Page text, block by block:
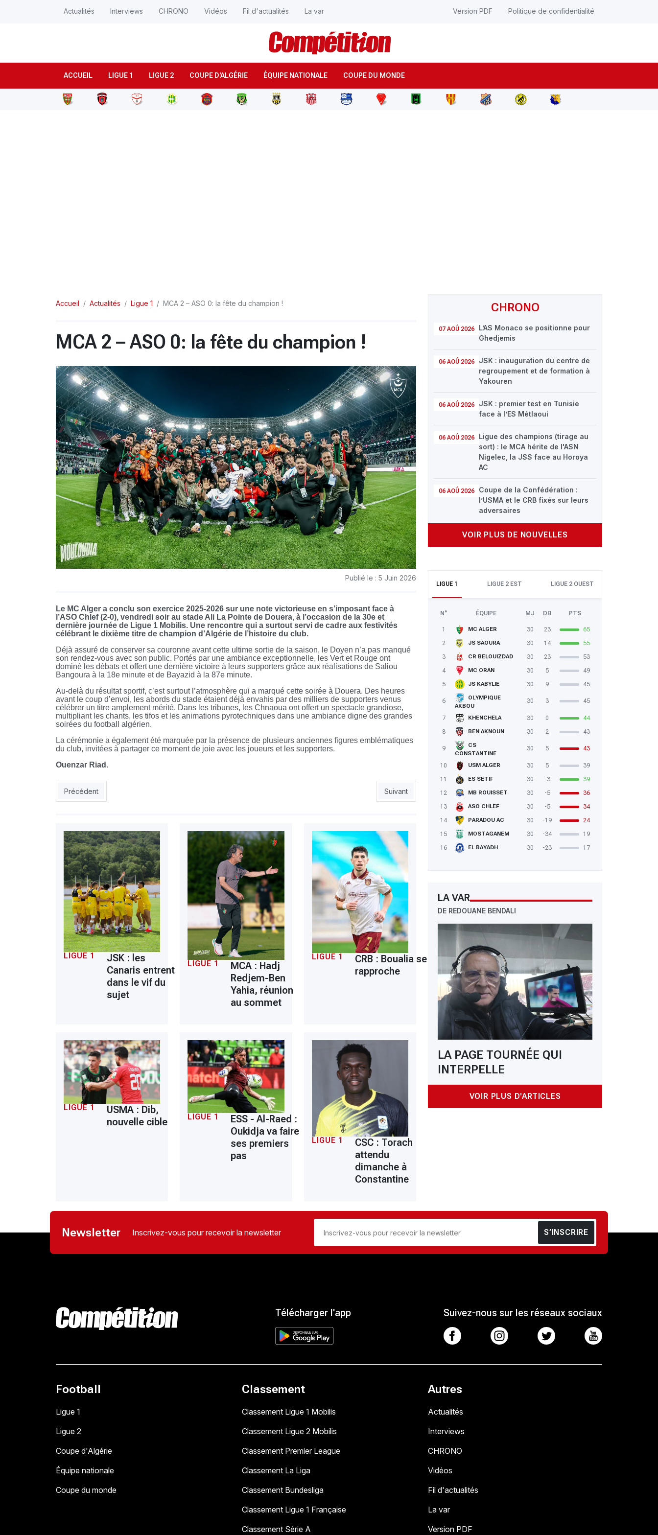
ACCUEIL LIGUE 1 LIGUE 2 COUPE D'ALGÉRIE ÉQUIPE NATIONALE COUPE DU MONDE
Actualités Interviews CHRONO Vidéos Fil d'actualités La var Version PDF Politique de confidentialité
CHRONO
07 AOÛ 2026
L’AS Monaco se positionne pour
Ghedjemis
06 AOÛ 2026
JSK : inauguration du centre de
regroupement et de formation à
Yakouren
06 AOÛ 2026
JSK : premier test en Tunisie
face à l’ES Métlaoui
06 AOÛ 2026
Ligue des champions (tirage au
sort) : le MCA hérite de l'ASN
Nigelec, la JSS face au Horoya
AC
06 AOÛ 2026
Coupe de la Confédération :
l’USMA et le CRB fixés sur leurs
adversaires
VOIR PLUS DE NOUVELLES
LIGUE 1 LIGUE 2 EST LIGUE 2 OUEST
N° ÉQUIPE MJ DB PTS
1 MC ALGER 30 23
65
2
JS SAOURA 30 14
55
3
CR BELOUIZDAD 30 23
53
4
MC ORAN 30 5
49
5
JS KABYLIE 30 9 45
6
OLYMPIQUE
AKBOU
30 3 45
7 KHENCHELA 30 0
44
8
BEN AKNOUN 30 2 43
9
CS
CONSTANTINE
30 5 43
10 USM ALGER 30 5
39
11
ES SETIF 30 -3
39
12
MB ROUISSET 30 -5
36
13
ASO CHLEF 30 -5
34
14
PARADOU AC 30 -19
24
15
MOSTAGANEM 30 -34
19
16
EL BAYADH 30 -23 17
LA VAR
DE REDOUANE BENDALI
LA PAGE TOURNÉE QUI
INTERPELLE
VOIR PLUS D'ARTICLES
Accueil Actualités Ligue 1 MCA 2 – ASO 0: la fête du champion !
MCA 2 – ASO 0: la fête du champion !
Publié le : 5 Juin 2026
Le MC Alger a conclu son exercice 2025-2026 sur une note victorieuse en s’imposant face à
l’ASO Chlef (2-0), vendredi soir au stade Ali La Pointe de Douera, à l’occasion de la 30e et
dernière journée de Ligue 1 Mobilis. Une rencontre qui a surtout servi de cadre aux festivités
célébrant le dixième titre de champion d’Algérie de l’histoire du club.
Déjà assuré de conserver sa couronne avant cette ultime sortie de la saison, le Doyen n’a pas manqué
son rendez-vous avec son public. Portés par une ambiance exceptionnelle, les Vert et Rouge ont
dominé les débats et offert une dernière victoire à leurs supporters grâce aux réalisations de Saliou
Bangoura à la 18e minute et de Bayazid à la 87e minute.
Au-delà du résultat sportif, c’est surtout l’atmosphère qui a marqué cette soirée à Douera. Des heures
avant le coup d’envoi, les abords du stade étaient déjà envahis par des milliers de supporters venus
célébrer un titre amplement mérité. Dans les tribunes, les Chnaoua ont offert un spectacle grandiose,
multipliant les chants, les tifos et les animations pyrotechniques dans une ambiance digne des grandes
soirées du football algérien.
La cérémonie a également été marquée par la présence de plusieurs anciennes figures emblématiques
du club, invitées à partager ce moment de joie avec les joueurs et les supporters.
Ouenzar Riad.
Article précédent : MCO - USMA : finir la saison sur une bonne note
Précédent Article suivant : Ligue 1 (mise à jour) ESBA - USMA (2-2) : sur un air de vacances
Suivant
LIGUE 1
JSK : les
Canaris entrent
dans le vif du
sujet
LIGUE 1
MCA : Hadj
Redjem-Ben
Yahia, réunion
au sommet
LIGUE 1
CRB : Boualia se
rapproche
LIGUE 1
USMA : Dib,
nouvelle cible
LIGUE 1
ESS - Al-Raed :
Oukidja va faire
ses premiers
pas
LIGUE 1
CSC : Torach
attendu
dimanche à
Constantine
Newsletter Inscrivez-vous pour recevoir la newsletter S’INSCRIRE
Télécharger l'app Suivez-nous sur les réseaux sociaux
Football
Ligue 1
Ligue 2
Coupe d'Algérie
Équipe nationale
Coupe du monde
Classement
Classement Ligue 1 Mobilis
Classement Ligue 2 Mobilis
Classement Premier League
Classement La Liga
Classement Bundesliga
Classement Ligue 1 Française
Classement Série A
Autres
Actualités
Interviews
CHRONO
Vidéos
Fil d'actualités
La var
Version PDF